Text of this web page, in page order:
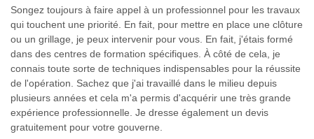
Songez toujours à faire appel à un professionnel pour les travaux
qui touchent une priorité. En fait, pour mettre en place une clôture
ou un grillage, je peux intervenir pour vous. En fait, j'étais formé
dans des centres de formation spécifiques. À côté de cela, je
connais toute sorte de techniques indispensables pour la réussite
de l'opération. Sachez que j'ai travaillé dans le milieu depuis
plusieurs années et cela m'a permis d'acquérir une très grande
expérience professionnelle. Je dresse également un devis
gratuitement pour votre gouverne.